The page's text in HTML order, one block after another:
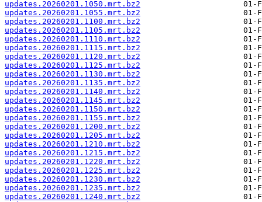
updates.20260201.1050.mrt.bz2
updates.20260201.1055.mrt.bz2
updates.20260201.1100.mrt.bz2
updates.20260201.1105.mrt.bz2
updates.20260201.1110.mrt.bz2
updates.20260201.1115.mrt.bz2
updates.20260201.1120.mrt.bz2
updates.20260201.1125.mrt.bz2
updates.20260201.1130.mrt.bz2
updates.20260201.1135.mrt.bz2
updates.20260201.1140.mrt.bz2
updates.20260201.1145.mrt.bz2
updates.20260201.1150.mrt.bz2
updates.20260201.1155.mrt.bz2
updates.20260201.1200.mrt.bz2
updates.20260201.1205.mrt.bz2
updates.20260201.1210.mrt.bz2
updates.20260201.1215.mrt.bz2
updates.20260201.1220.mrt.bz2
updates.20260201.1225.mrt.bz2
updates.20260201.1230.mrt.bz2
updates.20260201.1235.mrt.bz2
updates.20260201.1240.mrt.bz2